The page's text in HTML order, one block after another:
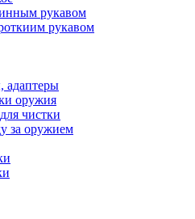
рукавом
рукавом
оружия
чистки
за оружием